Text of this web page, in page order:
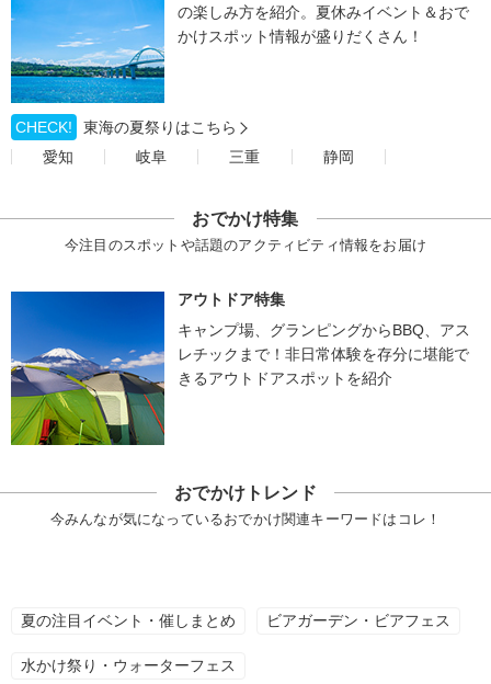
の楽しみ方を紹介。夏休みイベント＆おで
かけスポット情報が盛りだくさん！
CHECK!
東海の夏祭りはこちら
愛知
岐阜 三重 静岡
おでかけ特集
今注目のスポットや話題のアクティビティ情報をお届け
アウトドア特集
キャンプ場、グランピングからBBQ、アス
レチックまで！非日常体験を存分に堪能で
きるアウトドアスポットを紹介
おでかけトレンド
今みんなが気になっているおでかけ関連キーワードはコレ！
夏の注目イベント・催しまとめ ビアガーデン・ビアフェス
水かけ祭り・ウォーターフェス